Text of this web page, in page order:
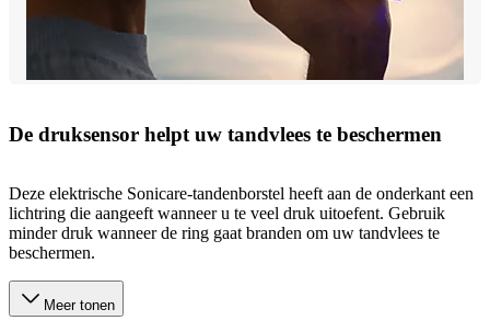
De druksensor helpt uw tandvlees te beschermen
Deze elektrische Sonicare-tandenborstel heeft aan de onderkant een
lichtring die aangeeft wanneer u te veel druk uitoefent. Gebruik
minder druk wanneer de ring gaat branden om uw tandvlees te
beschermen.
Meer tonen